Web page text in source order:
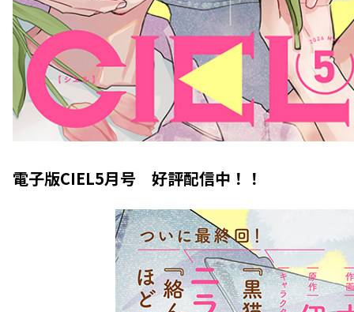
電子版CIEL5月号 好評配信中！！